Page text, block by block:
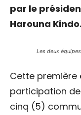
par le
Harouna Kindo.
Les deux
Cette première
participation
cinq (5)